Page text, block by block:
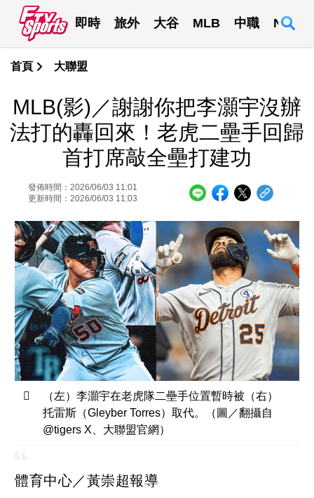
即時 旅外 大谷 MLB 中職 NBA
首頁 大聯盟
MLB(影)／謝謝你把李灝宇沒辦
法打的轟回來！老虎二壘手回歸
首打席敲全壘打建功
發佈時間：2026/06/03 11:01
更新時間：2026/06/03 11:03
（左）李灝宇在老虎隊二壘手位置暫時被（右）
托雷斯（Gleyber Torres）取代。（圖／翻攝自
@tigers X、大聯盟官網）
體育中心／黃崇超報導